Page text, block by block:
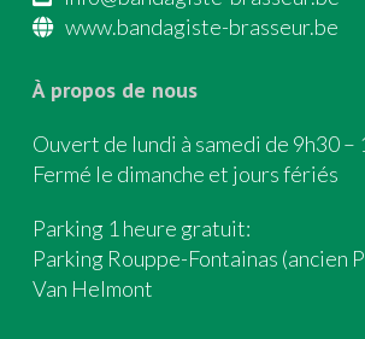
www.bandagiste-brasseur.be
À propos de nous
Ouvert de lundi à samedi de 9h30 –
Fermé le dimanche et jours fériés
Parking 1 heure gratuit:
Parking Rouppe-Fontainas (ancien
Van Helmont